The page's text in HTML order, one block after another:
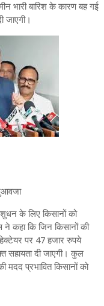
भारी बारिश के कारण बह गई
जाएगी।
के लिए किसानों को
कहा कि जिन किसानों की
हेक्टेयर पर 47 हजार रुपये
सहायता दी जाएगी। कुल
प्रभावित किसानों को